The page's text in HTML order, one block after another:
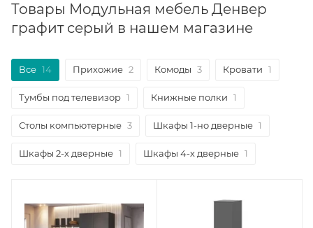
Товары Модульная мебель Денвер
графит серый в нашем магазине
Все 14 Прихожие 2 Комоды 3 Кровати 1
Тумбы под телевизор 1 Книжные полки 1
Столы компьютерные 3 Шкафы 1-но дверные 1
Шкафы 2-х дверные 1 Шкафы 4-х дверные 1